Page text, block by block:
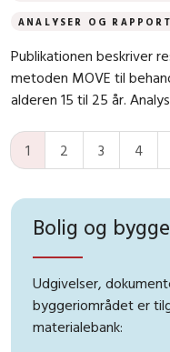
ANALYSER OG
Publikationen beskriver
metoden MOVE til
alderen 15 til 25 år.
1 2 3 4
Bolig og
Udgivelser,
byggeriområdet er
materialebank: